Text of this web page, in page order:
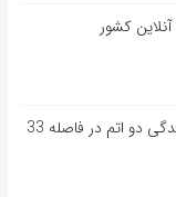
کشور
در مسیر اینترنت کوانتومی؛ درهم‌تنیدگی دو اتم در فاصله 33